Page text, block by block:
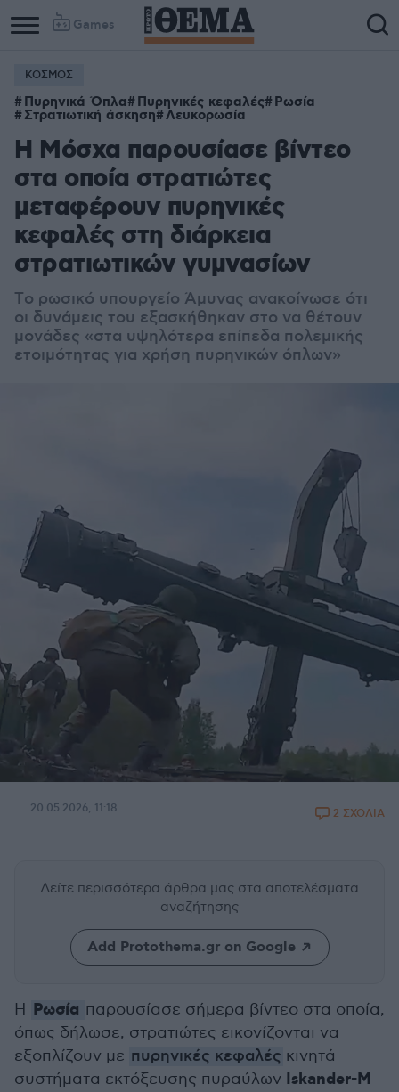
Games
ΚΟΣΜΟΣ
Πυρηνικά Όπλα Πυρηνικές κεφαλές Ρωσία
Στρατιωτική άσκηση Λευκορωσία
Η Μόσχα παρουσίασε βίντεο
στα οποία στρατιώτες
μεταφέρουν πυρηνικές
κεφαλές στη διάρκεια
στρατιωτικών γυμνασίων
Tο ρωσικό υπουργείο Άμυνας ανακοίνωσε ότι
οι δυνάμεις του εξασκήθηκαν στο να θέτουν
μονάδες «στα υψηλότερα επίπεδα πολεμικής
ετοιμότητας για χρήση πυρηνικών όπλων»
20.05.2026, 11:18 2 ΣΧΟΛΙΑ
Δείτε περισσότερα άρθρα μας στα αποτελέσματα
αναζήτησης
Add Protothema.gr on Google
Η Ρωσία παρουσίασε σήμερα βίντεο στα οποία,
όπως δήλωσε, στρατιώτες εικονίζονται να
εξοπλίζουν με πυρηνικές κεφαλές κινητά
συστήματα εκτόξευσης πυραύλων Iskander-M